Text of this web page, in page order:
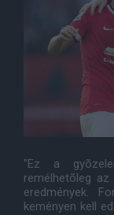
"Ez a
remélhetõleg
eredmények.
keményen kell